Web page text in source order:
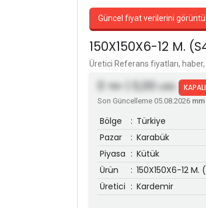
Güncel fiyat verilerini
150X150X6-12 M.
Üretici Referans fiyatları,
TRY | 0,00 USD KAPALI
Son Güncelleme 05.08.2026 mm
Bölge : Türkiye
Pazar
: Karabük
Piyasa : Kütük
Ürün
: 150X150X6-12
Üretici : Kardemir